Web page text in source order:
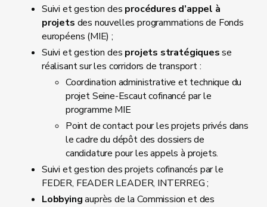
Suivi et gestion des procédures d’appel à
projets des nouvelles programmations de Fonds
européens (MIE) ;
Suivi et gestion des projets stratégiquesse
réalisant sur les corridors de transport :
Coordination administrative et technique du
projet Seine-Escaut cofinancé par le
programme MIE
Point de contact pour les projets privés dans
le cadre du dépôt des dossiers de
candidature pour les appels à projets.
Suivi et gestion des projets cofinancés par le
FEDER, FEADER LEADER, INTERREG ;
Lobbyingauprès de la Commission et des